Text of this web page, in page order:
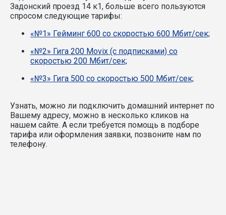
Задонский проезд 14 к1, больше всего пользуются
спросом следующие тарифы:
«№1» Гейминг 600 со скоростью 600 Мбит/сек;
«№2» Гига 200 Movix (с подписками) со
скоростью 200 Мбит/сек;
«№3» Гига 500 со скоростью 500 Мбит/сек;
Узнать, можно ли подключить домашний интернет по
Вашему адресу, можно в несколько кликов на
нашем сайте. А если требуется помощь в подборе
тарифа или оформления заявки, позвоните нам по
телефону.